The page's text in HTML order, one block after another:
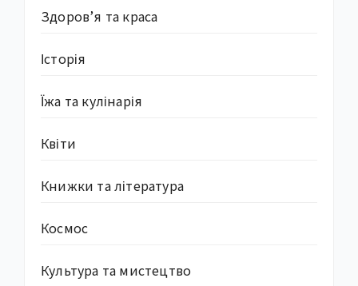
Здоров’я та краса
Історія
Їжа та кулінарія
Квіти
Книжки та література
Космос
Культура та мистецтво